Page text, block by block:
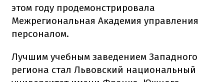
этом году продемонстрировала
Межрегиональная Академия управления
персоналом.
Лучшим учебным заведением Западного
региона стал Львовский национальный